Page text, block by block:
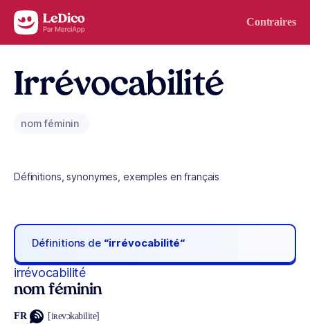
Aller au contenu Contraires
Irrévocabilité
nom féminin
Définitions, synonymes, exemples en français
Définitions de “irrévocabilité“
irrévocabilité
nom féminin
FR [iʀevɔkabilite]